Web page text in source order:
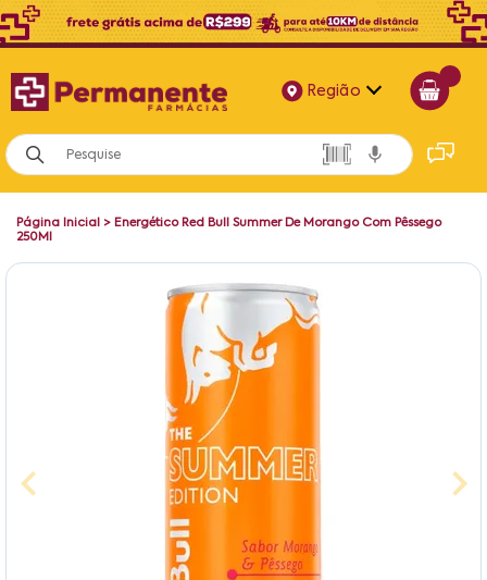
Região
Alagoas
Bahia
Página Inicial > Energético Red Bull Summer De Morango Com Pêssego
250Ml